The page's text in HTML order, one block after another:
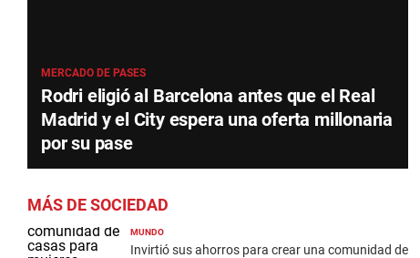
MERCADO DE PASES
Rodri eligió al Barcelona antes que el Real
Madrid y el City espera una oferta millonaria
por su pase
MÁS DE SOCIEDAD
MUNDO
Invirtió sus ahorros para crear una comunidad de